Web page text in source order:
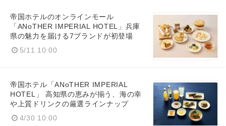
帝国ホテルのオンラインモール
「ANoTHER IMPERIAL HOTEL」兵庫
県の魅力を届ける7ブランドが初登場
5/11 10:00
帝国ホテル「ANoTHER IMPERIAL
HOTEL」 高知県の恵みが揃う、海の幸
や上質ドリンクの厳選ラインナップ
4/30 10:00